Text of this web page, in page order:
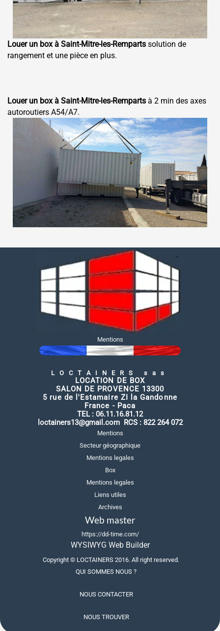
Louer un box à Saint-Mitre-les-Remparts solution de
rangement et une pièce en plus.
Louer un box à Saint-Mitre-les-Remparts à 2 min des axes
autoroutiers A54/A7.
Mentions
LOCTAINERS sas
LOCATION DE BOX
SALON DE PROVENCE 13300
5 rue de l'Estamaire ZI la Gandonne
France - Paca
TEL : 06.11.16.81.12
loctainers13@gmail.com RCS : 822 264 072
Mentions
Secteur géographique
Mentions legales
Box
Mentions legales
Liens utiles
Archives
Web master
https://dd-time.com/
WYSIWYG Web Builder
Copyright © LOCTAINERS2016. All right reserved.
QUI SOMMES NOUS ?
NOUS CONTACTER
NOUS TROUVER